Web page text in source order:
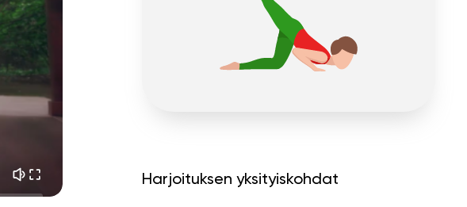
05:00
02:00
02:00
Harjoituksen yksityiskohdat